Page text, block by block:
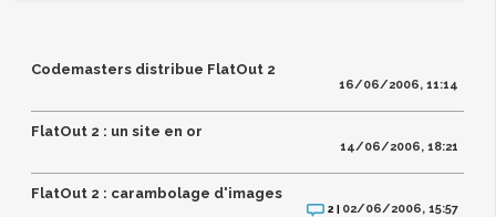
Codemasters distribue FlatOut 2
16/06/2006, 11:14
FlatOut 2 : un site en or
14/06/2006, 18:21
FlatOut 2 : carambolage d'images
2 | 02/06/2006, 15:57